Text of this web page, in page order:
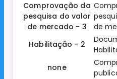
Comprovação da
pesquisa do valor
de mercado - 3
de
Habilitação - 2
none